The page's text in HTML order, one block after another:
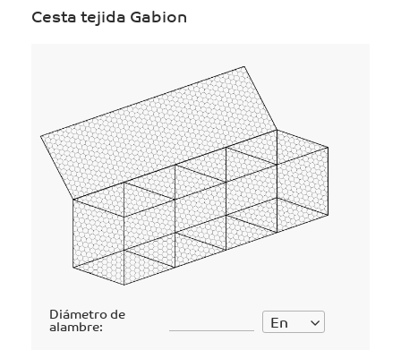
Cesta tejida Gabion
Diámetro de
alambre: En